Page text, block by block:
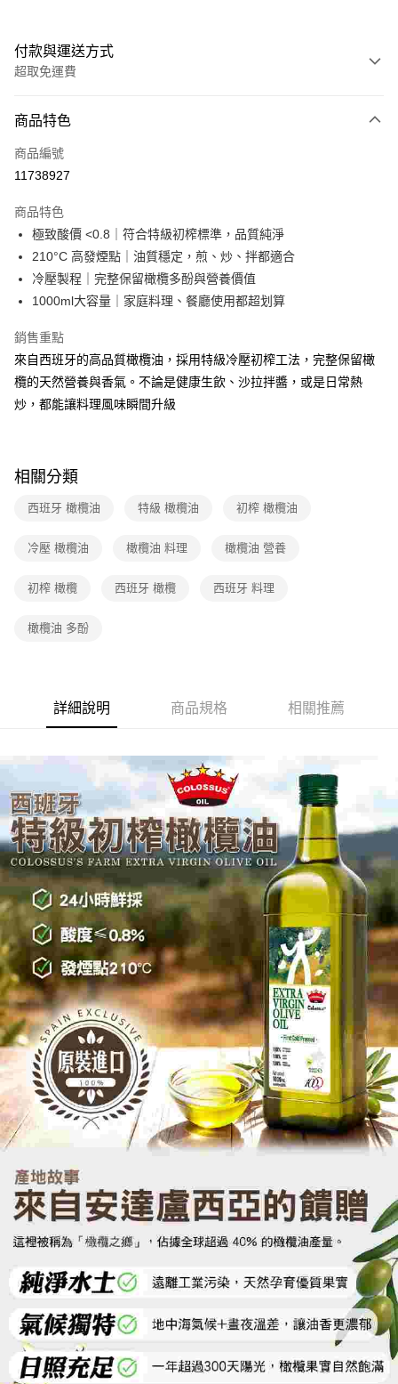
付款與運送方式
超取免運費
全家線上支付
超商取貨付款
運送方式
全家取貨付款
免運費
常溫-付款後全家取貨
商品特色
商品編號
11738927
商品特色
極致酸價 <0.8｜符合特級初榨標準，品質純淨
210°C 高發煙點｜油質穩定，煎、炒、拌都適合
冷壓製程｜完整保留橄欖多酚與營養價值
1000ml大容量｜家庭料理、餐廳使用都超划算
銷售重點
來自西班牙的高品質橄欖油，採用特級冷壓初榨工法，完整保留橄
欖的天然營養與香氣。不論是健康生飲、沙拉拌醬，或是日常熱
炒，都能讓料理風味瞬間升級
相關分類
西班牙 橄欖油 特級 橄欖油 初榨 橄欖油
冷壓 橄欖油 橄欖油 料理 橄欖油 營養
初榨 橄欖 西班牙 橄欖 西班牙 料理
橄欖油 多酚
詳細說明 商品規格 相關推薦